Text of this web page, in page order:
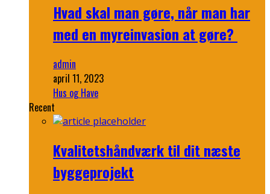
Hvad skal man gøre, når man har
med en myreinvasion at gøre?
admin
april 11, 2023
Hus og Have
Recent
Kvalitetshåndværk til dit næste
byggeprojekt